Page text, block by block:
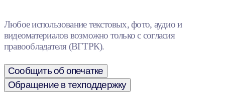
Любое использование текстовых, фото, аудио и
видеоматериалов возможно только с согласия
правообладателя (ВГТРК).
Сообщить об опечатке
Обращение в техподдержку